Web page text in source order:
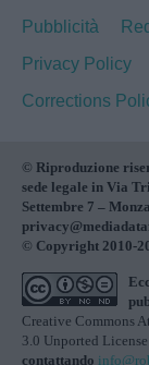
Pubblicità
Privacy Policy
Corrections
© Riproduzione
sede legale in Via
Settembre 7 –
© Copyright 2010-
Creative Commons
3.0 Unported License
contattando